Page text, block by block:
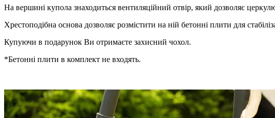
На вершині купола знаходиться вентиляційний отвір, який дозволяє
Хрестоподібна основа дозволяє розмістити на ній бетонні плити для
Купуючи в подарунок Ви отримаєте захисний чохол.
*Бетонні плити в комплект не входять.